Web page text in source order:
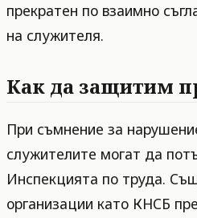
прекратен по взаимно
на служителя.
Как да защитим
При съмнение за
служителите могат да
Инспекцията по труда.
организации като КНСБ